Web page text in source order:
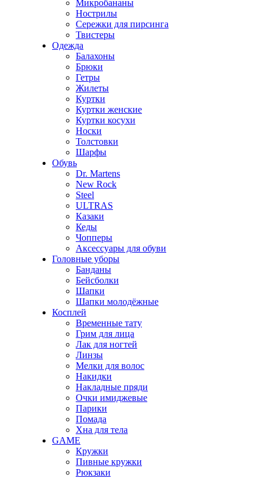
Микробананы
Нострилы
Сережки для пирсинга
Твистеры
Одежда
Балахоны
Брюки
Гетры
Жилеты
Куртки
Куртки женские
Куртки косухи
Носки
Толстовки
Шарфы
Обувь
Dr. Martens
New Rock
Steel
ULTRAS
Казаки
Кеды
Чопперы
Аксессуары для обуви
Головные уборы
Банданы
Бейсболки
Шапки
Шапки молодёжные
Косплей
Временные тату
Грим для лица
Лак для ногтей
Линзы
Мелки для волос
Накидки
Накладные пряди
Очки имиджевые
Парики
Помада
Хна для тела
GAME
Кружки
Пивные кружки
Рюкзаки